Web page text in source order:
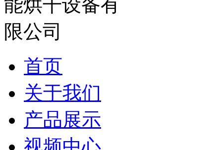
首页
关于我们
产品展示